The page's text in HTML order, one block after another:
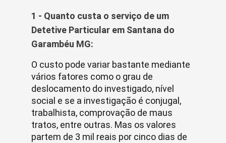
1 - Quanto custa o serviço de um
Detetive Particular em Santana do
Garambéu MG:
O custo pode variar bastante mediante
vários fatores como o grau de
deslocamento do investigado, nível
social e se a investigação é conjugal,
trabalhista, comprovação de maus
tratos, entre outras. Mas os valores
partem de 3 mil reais por cinco dias de